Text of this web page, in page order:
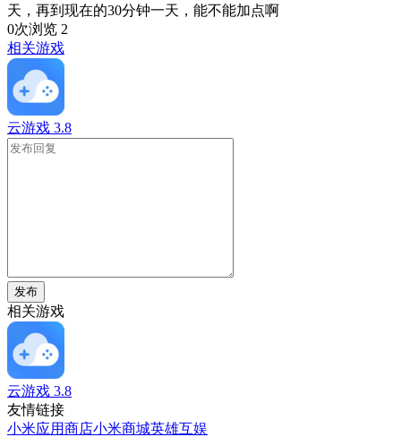
天，再到现在的30分钟一天，能不能加点啊
0次浏览 2
相关游戏
云游戏 3.8
发布
相关游戏
云游戏 3.8
友情链接
小米应用商店小米商城英雄互娱